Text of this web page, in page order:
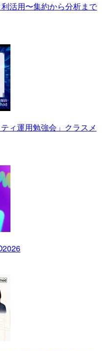
活用〜集約から分析まで
ィ運用勉強会」クラスメ